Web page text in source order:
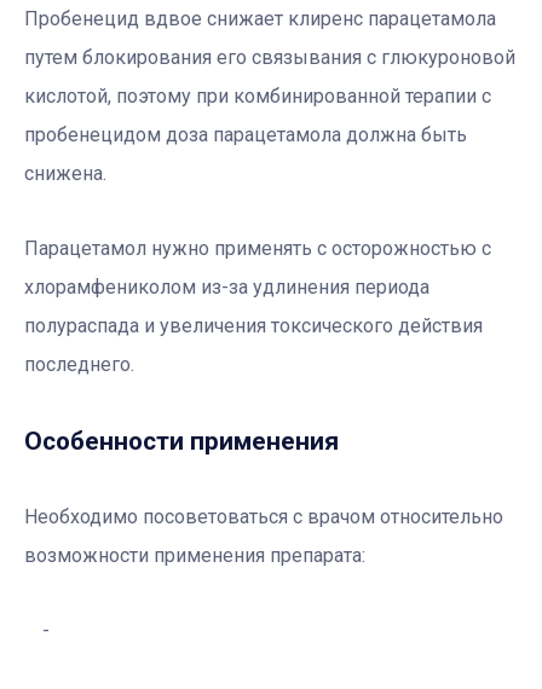
Пробенецид вдвое снижает клиренс парацетамола
путем блокирования его связывания с глюкуроновой
кислотой, поэтому при комбинированной терапии с
пробенецидом доза парацетамола должна быть
снижена.
Парацетамол нужно применять с осторожностью с
хлорамфениколом из-за удлинения периода
полураспада и увеличения токсического действия
последнего.
Особенности применения
Необходимо посоветоваться с врачом относительно
возможности применения препарата: